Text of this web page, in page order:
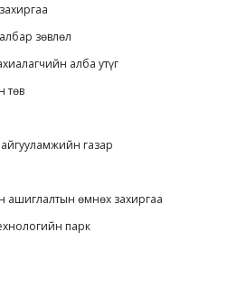
зөвлөл
алба утүг
төв
газар
ашиглалтын өмнөх захиргаа
парк